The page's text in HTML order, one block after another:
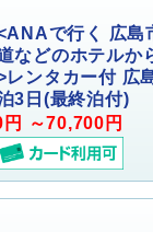
で行く 広島
などのホテルか
レンタカー付 広
3日(最終泊付)
～70,700円